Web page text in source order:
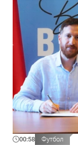
00:58 Футбол